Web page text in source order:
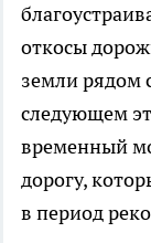
откосы
земли рядом
следующем
временный
дорогу,
в период